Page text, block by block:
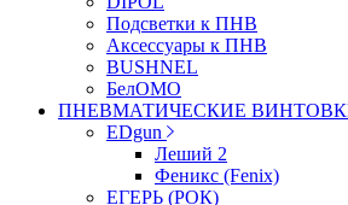
Подсветки к ПНВ
Аксессуары к ПНВ
BUSHNEL
БелОМО
ПНЕВМАТИЧЕСКИЕ
EDgun
Леший 2
Феникс (Fenix)
ЕГЕРЬ (РОК)